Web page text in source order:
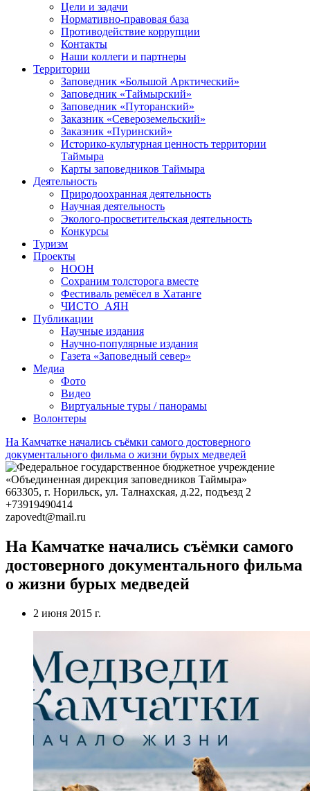
О дирекции
История создания
Цели и задачи
Нормативно-правовая база
Противодействие коррупции
Контакты
Наши коллеги и партнеры
Территории
Заповедник «Большой Арктический»
Заповедник «Таймырский»
Заповедник «Путоранский»
Заказник «Североземельский»
Заказник «Пуринский»
Историко-культурная ценность территории
Таймыра
Карты заповедников Таймыра
Деятельность
Природоохранная деятельность
Научная деятельность
Эколого-просветительская деятельность
Конкурсы
Туризм
Проекты
НООН
Сохраним толсторога вместе
Фестиваль ремёсел в Хатанге
ЧИСТО_АЯН
Публикации
Научные издания
Научно-популярные издания
Газета «Заповедный север»
Медиа
Фото
Видео
Волонтеры
На Камчатке начались съёмки самого достоверного
документального фильма о жизни бурых медведей
663305, г.Норильск
zapovedt@mail.ru
На Камчатке начались съёмки самого
достоверного документального фильма
о жизни бурых медведей